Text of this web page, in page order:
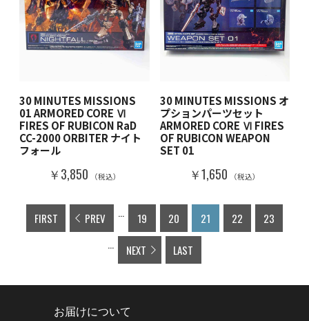
30 MINUTES MISSIONS
01 ARMORED CORE Ⅵ
FIRES OF RUBICON RaD
CC-2000 ORBITER ナイト
フォール
￥3,850 （税込）
30 MINUTES MISSIONS オ
プションパーツセット
ARMORED CORE Ⅵ FIRES
OF RUBICON WEAPON
SET 01
￥1,650 （税込）
FIRST PREV ... 19 20 21 22
23
...
NEXT LAST
お届けについて